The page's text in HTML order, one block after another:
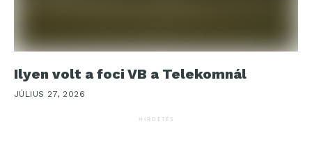
Ilyen volt a foci VB a Telekomnál
JÚLIUS 27, 2026
HIRDETÉS